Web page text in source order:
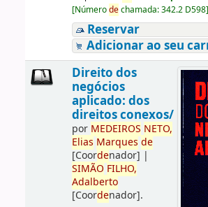
[Númerodechamada:342.2 D598]
Reservar
Adicionar ao seu
Direito dos
negócios
aplicado: dos
direitos conexos/
por MEDEIROS NETO,
Elias Marques de
[Coordenador] |
SIMÃO FILHO,
Adalberto
[Coordenador].